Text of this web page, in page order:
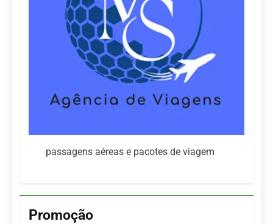
passagens aéreas e pacotes de viagem
Promoção